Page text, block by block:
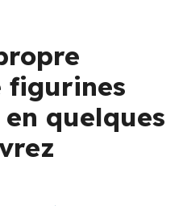
figurines
quelques